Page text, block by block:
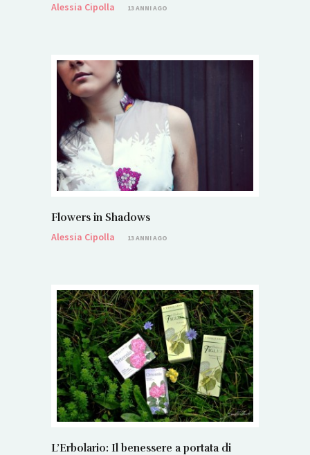
Alessia Cipolla
13 ANNI AGO
Flowers in Shadows
Alessia Cipolla
13 ANNI AGO
L’Erbolario: Il benessere a portata di